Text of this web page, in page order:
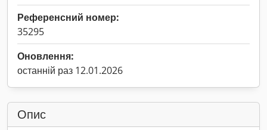
Референсний номер:
35295
Оновлення:
останній раз 12.01.2026
Опис